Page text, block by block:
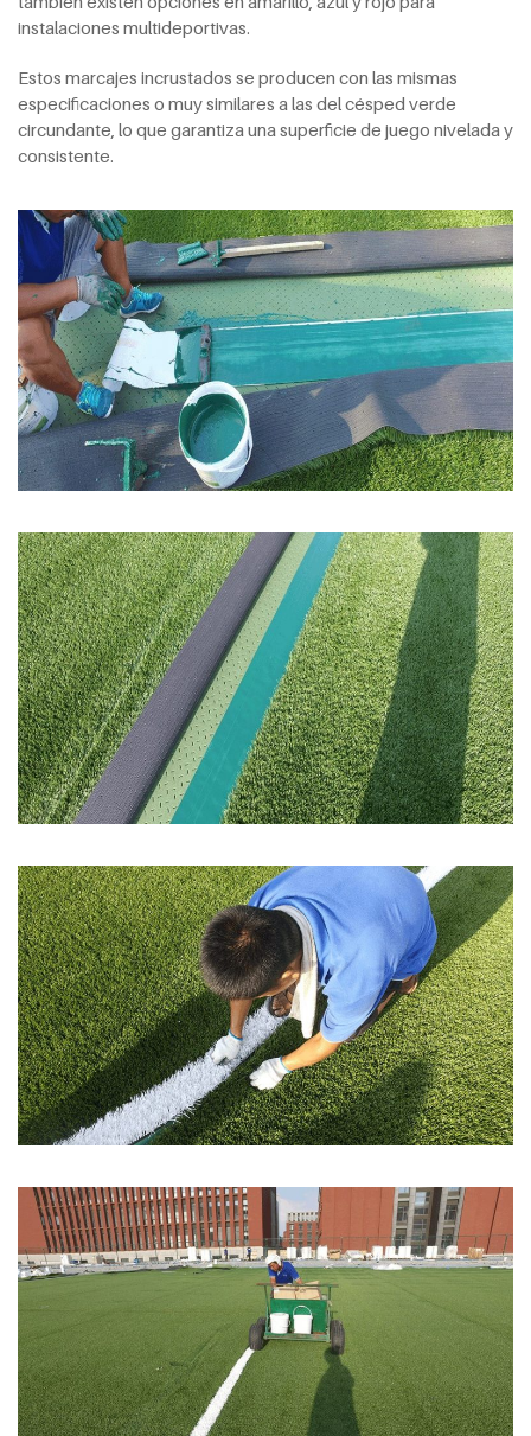
instalaciones multideportivas.
Estos marcajes incrustados se producen con las mismas
especificaciones o muy similares a las del césped verde
circundante, lo que garantiza una superficie de juego nivelada y
consistente.